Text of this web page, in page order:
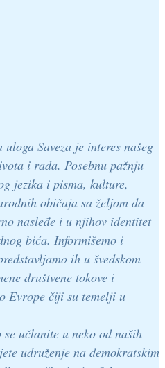
Saveza je interes našeg
i rada. Posebnu pažnju
jezika i pisma, kulture,
običaja sa željom da
nasleđe i u njihov identitet
bića. Informišemo i
ih u švedskom
društvene tokove i
Evrope čiji su temelji u
učlanite u neko od naših
udruženje na demokratskim